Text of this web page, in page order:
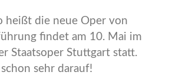
heißt die neue Oper von
findet am 10. Mai im
Staatsoper Stuttgart statt.
sehr darauf!